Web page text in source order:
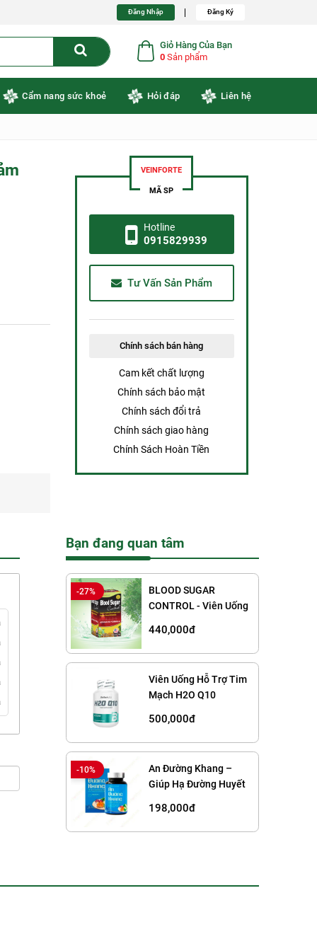
Đăng Nhập Đăng Ký
Giỏ Hàng Của Bạn
0 Sản phẩm
Cẩm nang sức khoẻ Hỏi đáp Liên hệ
VEINFORTE
MÃ SP
Hotline
0915829939
Tư Vấn Sản Phẩm
Chính sách bán hàng
Cam kết chất lượng
Chính sách bảo mật
Chính sách đổi trả
Chính sách giao hàng
Chính Sách Hoàn Tiền
Bạn đang quan tâm
-27%
BLOOD SUGAR
CONTROL - Viên Uống
440,000đ
Viên Uống Hỗ Trợ Tim
Mạch H2O Q10
500,000đ
-10%
An Đường Khang –
Giúp Hạ Đường Huyết
198,000đ